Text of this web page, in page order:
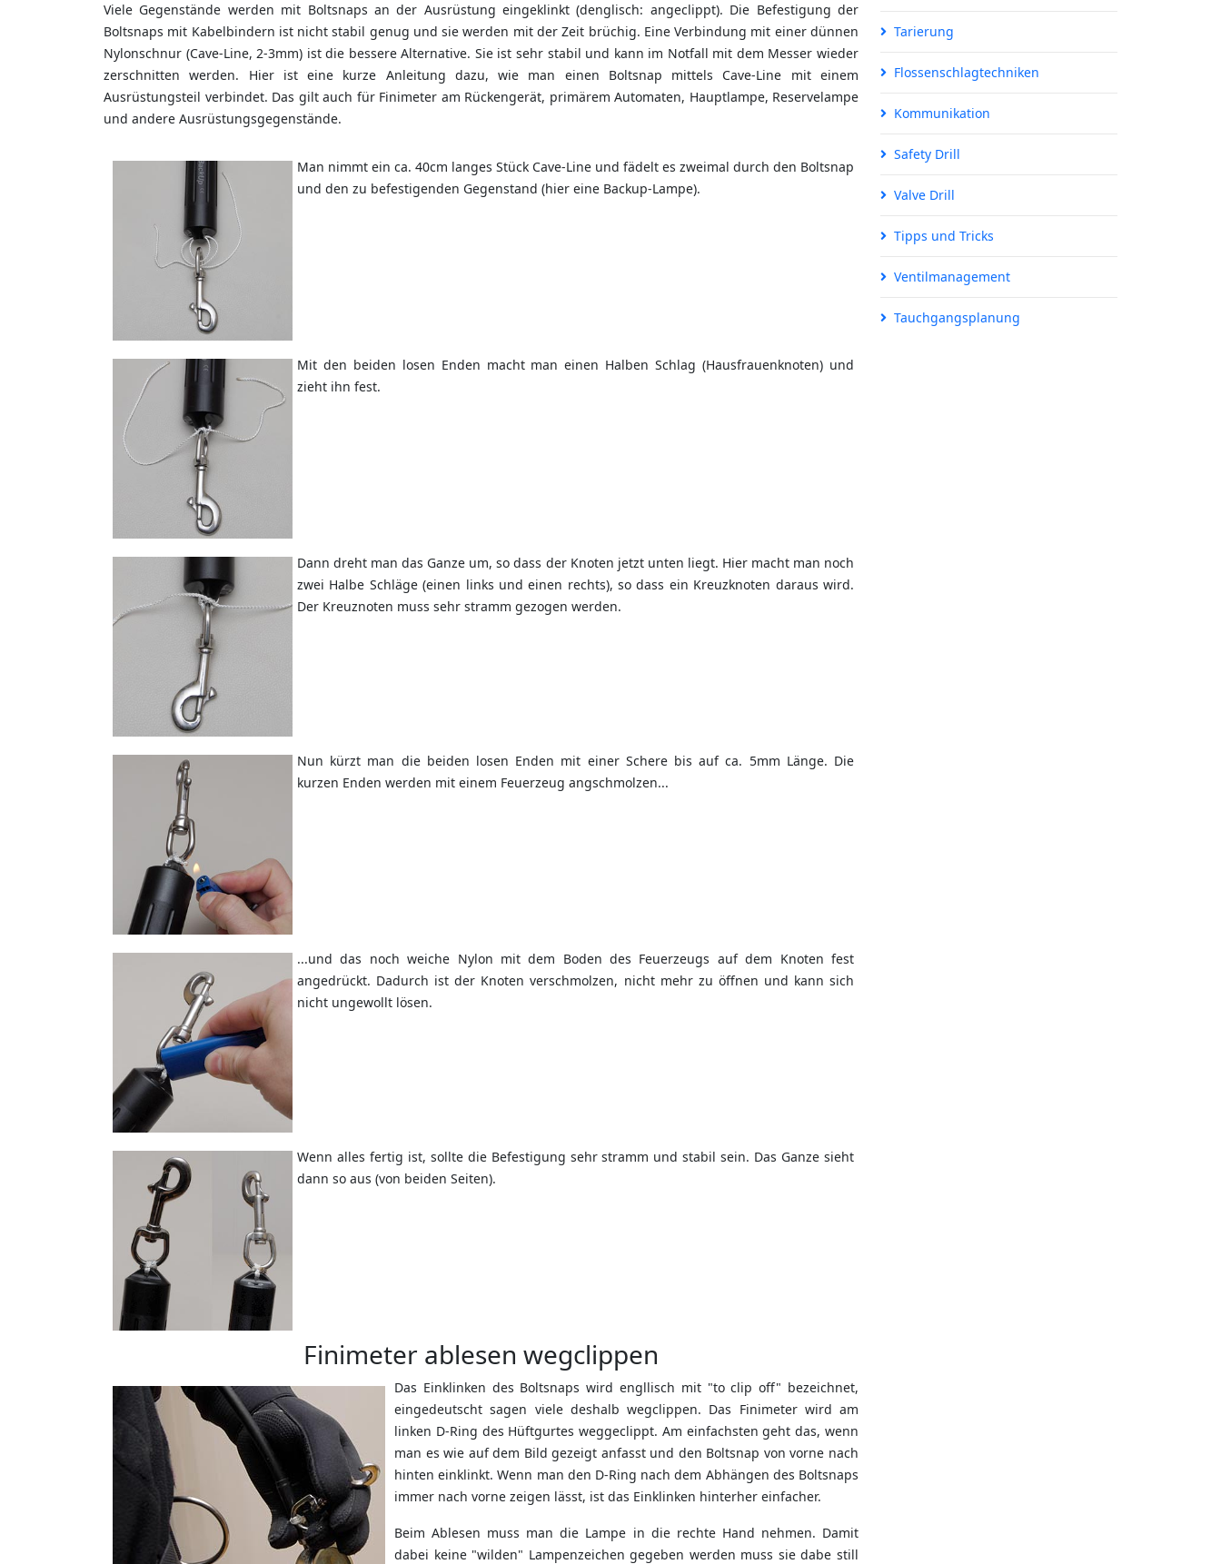
Viele Gegenstände werden mit Boltsnaps an der Ausrüstung eingeklinkt (denglisch: angeclippt). Die Befestigung der
Boltsnaps mit Kabelbindern ist nicht stabil genug und sie werden mit der Zeit brüchig. Eine Verbindung mit einer dünnen
Nylonschnur (Cave-Line, 2-3mm) ist die bessere Alternative. Sie ist sehr stabil und kann im Notfall mit dem Messer wieder
zerschnitten werden. Hier ist eine kurze Anleitung dazu, wie man einen Boltsnap mittels Cave-Line mit einem
Ausrüstungsteil verbindet. Das gilt auch für Finimeter am Rückengerät, primärem Automaten, Hauptlampe, Reservelampe
und andere Ausrüstungsgegenstände.
Man nimmt ein ca. 40cm langes Stück Cave-Line und fädelt es zweimal durch den Boltsnap
und den zu befestigenden Gegenstand (hier eine Backup-Lampe).
Mit den beiden losen Enden macht man einen Halben Schlag (Hausfrauenknoten) und
zieht ihn fest.
Dann dreht man das Ganze um, so dass der Knoten jetzt unten liegt. Hier macht man noch
zwei Halbe Schläge (einen links und einen rechts), so dass ein Kreuzknoten daraus wird.
Der Kreuznoten muss sehr stramm gezogen werden.
Nun kürzt man die beiden losen Enden mit einer Schere bis auf ca. 5mm Länge. Die
kurzen Enden werden mit einem Feuerzeug angschmolzen...
...und das noch weiche Nylon mit dem Boden des Feuerzeugs auf dem Knoten fest
angedrückt. Dadurch ist der Knoten verschmolzen, nicht mehr zu öffnen und kann sich
nicht ungewollt lösen.
Wenn alles fertig ist, sollte die Befestigung sehr stramm und stabil sein. Das Ganze sieht
dann so aus (von beiden Seiten).
Finimeter ablesen wegclippen
Das Einklinken des Boltsnaps wird engllisch mit "to clip off" bezeichnet,
eingedeutscht sagen viele deshalb wegclippen. Das Finimeter wird am
linken D-Ring des Hüftgurtes weggeclippt. Am einfachsten geht das, wenn
man es wie auf dem Bild gezeigt anfasst und den Boltsnap von vorne nach
hinten einklinkt. Wenn man den D-Ring nach dem Abhängen des Boltsnaps
immer nach vorne zeigen lässt, ist das Einklinken hinterher einfacher.
Beim Ablesen muss man die Lampe in die rechte Hand nehmen. Damit
dabei keine "wilden" Lampenzeichen gegeben werden muss sie dabe still
Tarierung
Flossenschlagtechniken
Kommunikation
Safety Drill
Valve Drill
Tipps und Tricks
Ventilmanagement
Tauchgangsplanung